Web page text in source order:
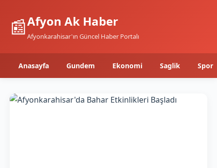
📰Afyon Ak Haber
Afyonkarahisar'ın Güncel Haber Portalı
Anasayfa Gundem Ekonomi Saglik Spor